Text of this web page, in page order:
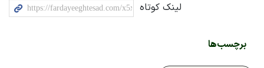
لینک کوتاه
برچسب‌ها